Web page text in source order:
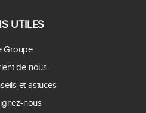
UTILES
Groupe
de nous
et astuces
nous